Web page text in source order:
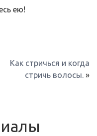
ею!
Как стричься и когда
стричь волосы. »